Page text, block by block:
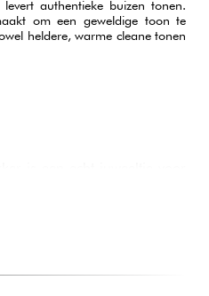
levert authentieke buizen tonen.
om een geweldige toon te
heldere, warme cleane tonen
dat een breed scala aan